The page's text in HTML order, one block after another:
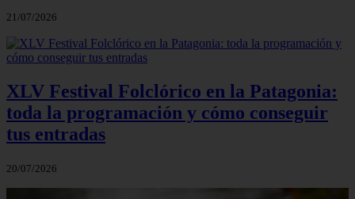
21/07/2026
XLV Festival Folclórico en la Patagonia:
toda la programación y cómo conseguir
tus entradas
20/07/2026